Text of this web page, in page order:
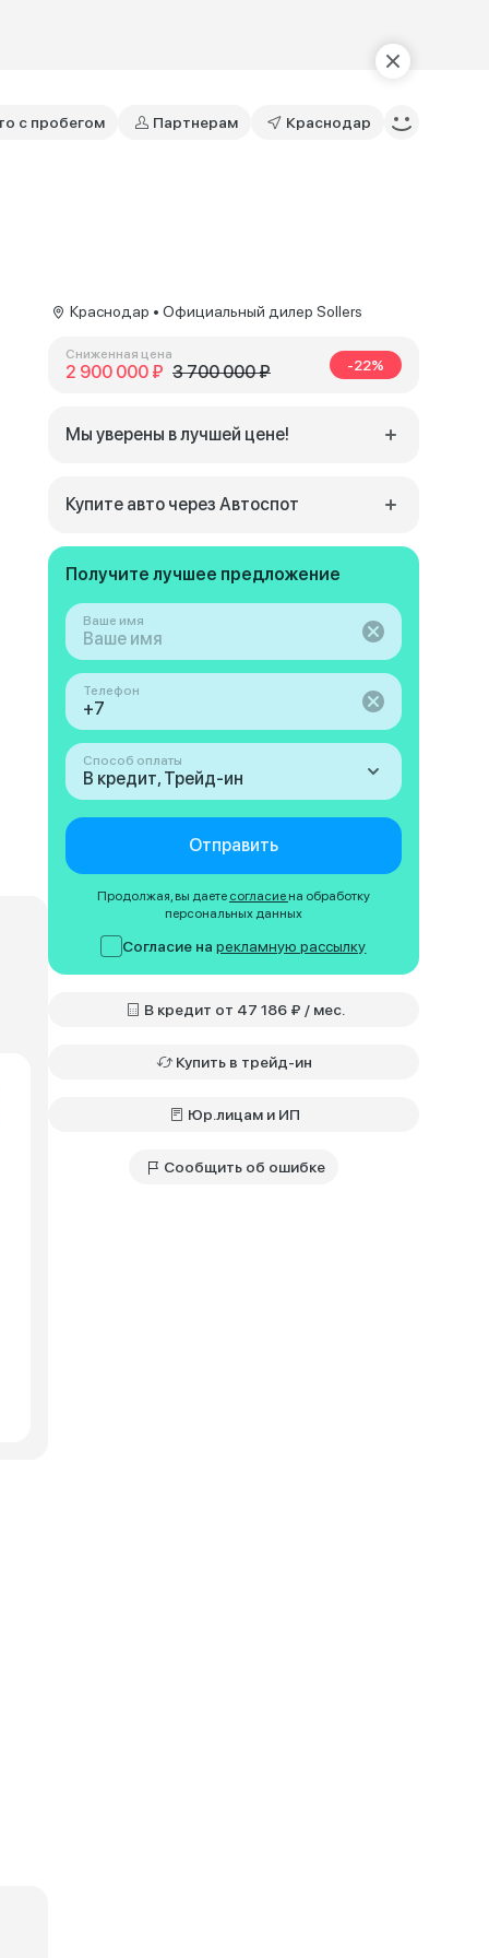
с пробегом Партнерам Краснодар
Краснодар • Официальный дилер Sollers
Сниженная цена
2 900 000 ₽ 3 700 000 ₽ -22%
Мы уверены в лучшей цене!
Купите авто через Автоспот
Получите лучшее предложение
Ваше имя
Телефон
Способ оплаты
В кредит, Трейд-ин
Отправить
Продолжая, вы даете согласие на обработку
персональных данных
Согласие нарекламную рассылку
В кредит от 47 186 ₽ / мес.
Купить в трейд-ин
Юр.лицам и ИП
Сообщить об ошибке